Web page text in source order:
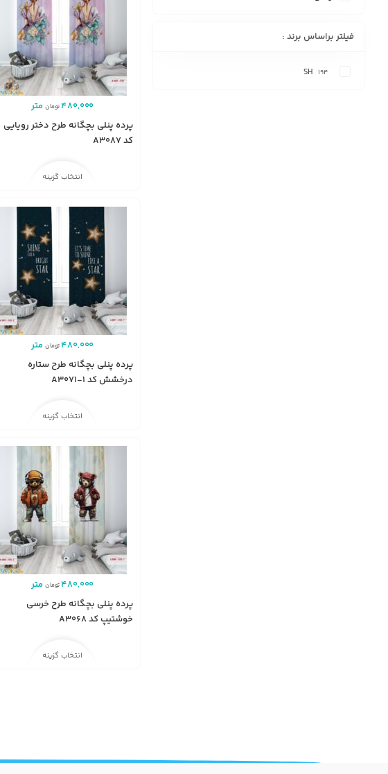
480,000تومان متر
پرده پنلی بچگانه طرح دختر رویایی
کد A3087
انتخاب گزینه
480,000تومان متر
پرده پنلی بچگانه طرح ستاره
درخشش کد A3071-1
انتخاب گزینه
480,000تومان متر
پرده پنلی بچگانه طرح خرسی
خوشتیپ کد A3068
انتخاب گزینه
فیلتر براساس برند :
SH 194